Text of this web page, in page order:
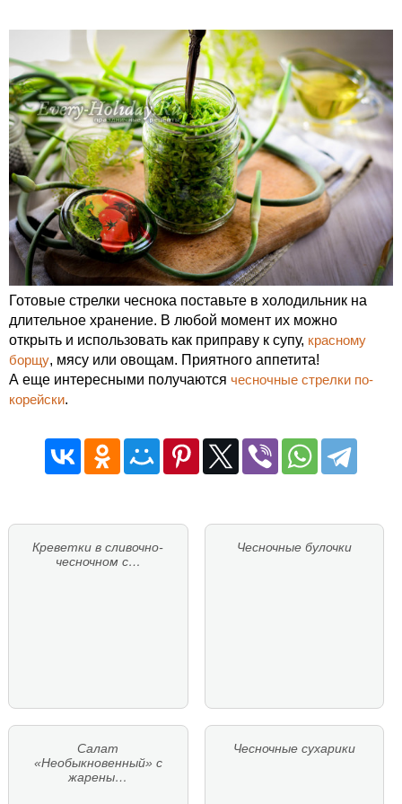
Готовые стрелки чеснока поставьте в холодильник на
длительное хранение. В любой момент их можно
открыть и использовать как приправу к супу, красному
борщу, мясу или овощам. Приятного аппетита!
А еще интересными получаются чесночные стрелки по-
корейски.
Креветки в сливочно-
чесночном с…
Чесночные булочки
Салат
«Необыкновенный» с
жарены…
Чесночные сухарики